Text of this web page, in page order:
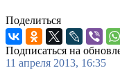
Поделиться
Подписаться на
11 апреля 2013, 16:35